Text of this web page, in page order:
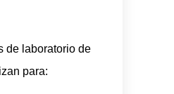
de laboratorio de
para: